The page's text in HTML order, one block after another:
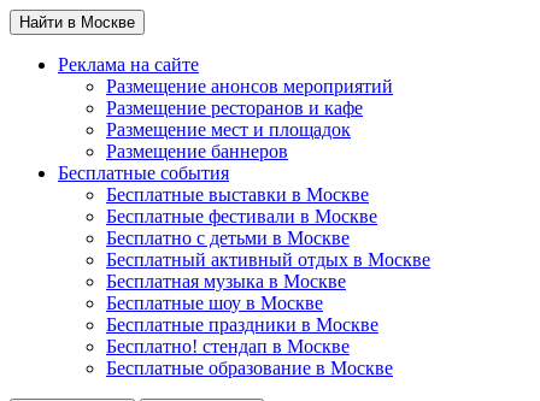
Найти в Москве
Реклама на сайте
Размещение анонсов мероприятий
Размещение ресторанов и кафе
Размещение мест и площадок
Размещение баннеров
Бесплатные события
Бесплатные выставки в Москве
Бесплатные фестивали в Москве
Бесплатно с детьми в Москве
Бесплатный активный отдых в Москве
Бесплатная музыка в Москве
Бесплатные шоу в Москве
Бесплатные праздники в Москве
Бесплатно! стендап в Москве
Бесплатные образование в Москве